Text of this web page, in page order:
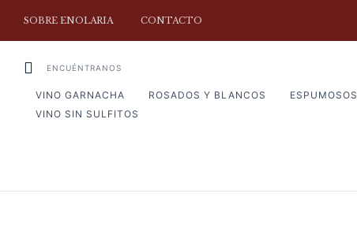
SOBRE ENOLARIA CONTACTO
ENCUÉNTRANOS
VINO GARNACHA ROSADOS Y BLANCOS
ESPUMOSOS
VINO SIN SULFITOS